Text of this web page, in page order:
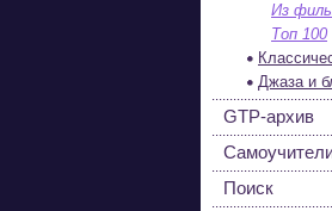
Из
Топ 100
Джаза и
GTP-архив
Поиск